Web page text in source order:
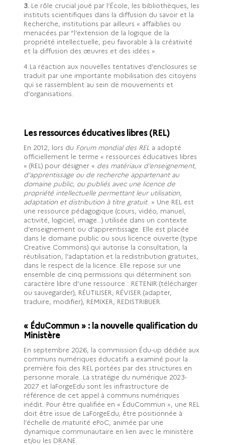
3. Le rôle crucial joué par l’École, les bibliothèques, les
instituts scientifiques dans la diffusion du savoir et la
Recherche, institutions par ailleurs « affaiblies ou
menacées par “l’extension de la logique de la
propriété intellectuelle, peu favorable à la créativité
et la diffusion des œuvres et des idées ».
4.La réaction aux nouvelles tentatives d’enclosures se
traduit par une importante mobilisation des citoyens
qui se rassemblent au sein de mouvements et
d’organisations.
Les ressources éducatives libres (REL)
En 2012, lors du Forum mondial des REL a adopté
officiellement le terme « ressources éducatives libres
« (REL) pour désigner « des matériaux d’enseignement,
d’apprentissage ou de recherche appartenant au
domaine public, ou publiés avec une licence de
propriété intellectuelle permettant leur utilisation,
adaptation et distribution à titre gratuit. » Une REL est
une ressource pédagogique (cours, vidéo, manuel,
activité, logiciel, image…) utilisée dans un contexte
d’enseignement ou d’apprentissage. Elle est placée
dans le domaine public ou sous licence ouverte (type
Creative Commons) qui autorise la consultation, la
réutilisation, l’adaptation et la redistribution gratuites,
dans le respect de la licence. Elle repose sur une
ensemble de cinq permissions qui déterminent son
caractère libre d’une ressource : RETENIR (télécharger
ou sauvegarder), RÉUTILISER, RÉVISER (adapter,
traduire, modifier), REMIXER, REDISTRIBUER.
« ÉduCommun » : la nouvelle qualification du
Ministère
En septembre 2026, la commission Édu-up dédiée aux
communs numériques éducatifs a examiné pour la
première fois des REL portées par des structures en
personne morale. La stratégie du numérique 2023-
2027 et laForgeEdu sont les infrastructure de
référence de cet appel à communs numériques
inédit. Pour être qualifiée en « ÉduCommun », une REL
doit être issue de LaForgeEdu, être positionnée à
l’échelle de maturité ePoC, animée par une
dynamique communautaire en lien avec le ministère
et/ou les DRANE.